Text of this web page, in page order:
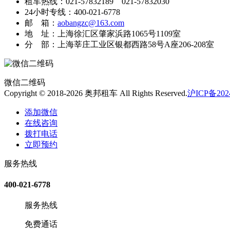
24小时专线：400-021-6778
邮 箱： aobangzc@163.com
地 址：上海徐汇区肇家浜路1065号1109室
分 部：上海莘庄工业区银都西路58号A座206-208室
微信二维码
Copyright © 2018-2026 奥邦租车 All Rights Reserved.沪ICP备
添加微信
在线咨询
拨打电话
立即预约
服务热线
400-021-6778
服务热线
免费通话